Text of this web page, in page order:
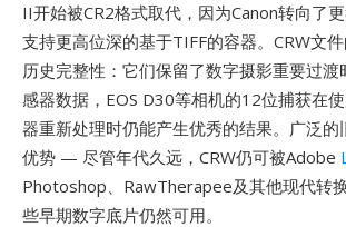
II开始被CR2格式取代，因为Canon转向了
支持更高位深的基于TIFF的容器。CRW文
历史完整性：它们保留了数字摄影重要过
感器数据，EOS D30等相机的12位捕获在
器重新处理时仍能产生优秀的结果。广泛的
优势 — 尽管年代久远，CRW仍可被Adobe
Photoshop、RawTherapee及其他现代转
些早期数字底片仍然可用。